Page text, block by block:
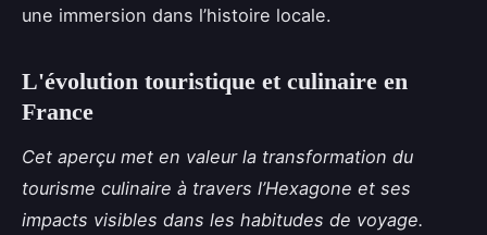
une immersion dans l’histoire locale.
L'évolution touristique et culinaire en
France
Cet aperçu met en valeur la transformation du
tourisme culinaire à travers l’Hexagone et ses
impacts visibles dans les habitudes de voyage.